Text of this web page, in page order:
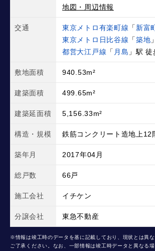
地図・周辺情報
交通 東京メトロ有楽町線 「 新富
東京メトロ日比谷線 「築地
都営大江戸線 「 月島 」駅
敷地面積 940.53m²
建築面積 499.65m²
建築延面積 5,156.33m²
構造・規模 鉄筋コンクリート造地上12
築年月 2017年04月
総戸数 66戸
施工会社 イチケン
分譲会社 東急不動産
※情報は竣工時のデータを基に記載しており、現状とは異
ご了承ください。なお、一部情報は竣工時データと異なる場